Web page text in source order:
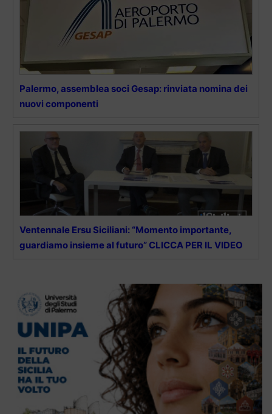
Palermo, assemblea soci Gesap: rinviata nomina dei
nuovi componenti
Ventennale Ersu Siciliani: “Momento importante,
guardiamo insieme al futuro” CLICCA PER IL VIDEO